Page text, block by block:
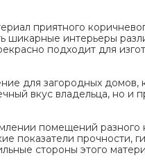
приятного
шикарные интерьеры
подходит для
для загородных домов,
вкус владельца, но и
помещений разного
прочности,
стороны этого